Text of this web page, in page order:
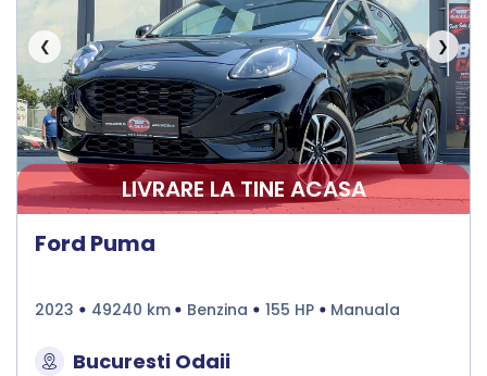
❮ ❯
LIVRARE LA TINE ACASA
Ford Puma
2023 49240 km Benzina 155 HP Manuala
Bucuresti Odaii